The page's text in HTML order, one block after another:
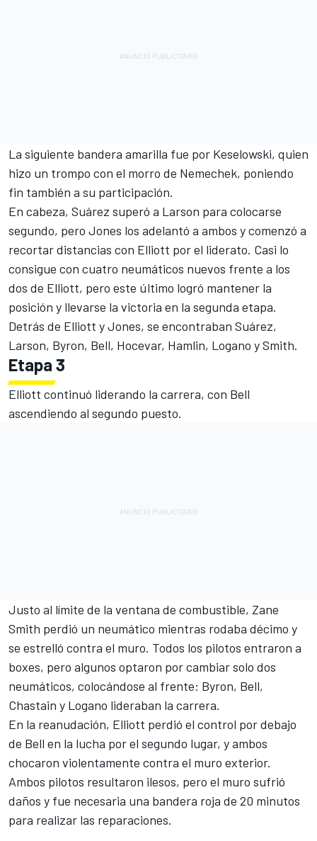
La siguiente bandera amarilla fue por Keselowski, quien
hizo un trompo con el morro de Nemechek, poniendo
fin también a su participación.
En cabeza, Suárez superó a Larson para colocarse
segundo, pero Jones los adelantó a ambos y comenzó a
recortar distancias con Elliott por el liderato. Casi lo
consigue con cuatro neumáticos nuevos frente a los
dos de Elliott, pero este último logró mantener la
posición y llevarse la victoria en la segunda etapa.
Detrás de Elliott y Jones, se encontraban Suárez,
Larson, Byron, Bell, Hocevar, Hamlin, Logano y Smith.
Etapa 3
Elliott continuó liderando la carrera, con Bell
ascendiendo al segundo puesto.
Justo al límite de la ventana de combustible, Zane
Smith perdió un neumático mientras rodaba décimo y
se estrelló contra el muro. Todos los pilotos entraron a
boxes, pero algunos optaron por cambiar solo dos
neumáticos, colocándose al frente: Byron, Bell,
Chastain y Logano lideraban la carrera.
En la reanudación, Elliott perdió el control por debajo
de Bell en la lucha por el segundo lugar, y ambos
chocaron violentamente contra el muro exterior.
Ambos pilotos resultaron ilesos, pero el muro sufrió
daños y fue necesaria una bandera roja de 20 minutos
para realizar las reparaciones.